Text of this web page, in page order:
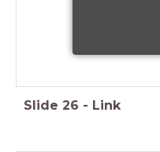
Slide 26 - Link